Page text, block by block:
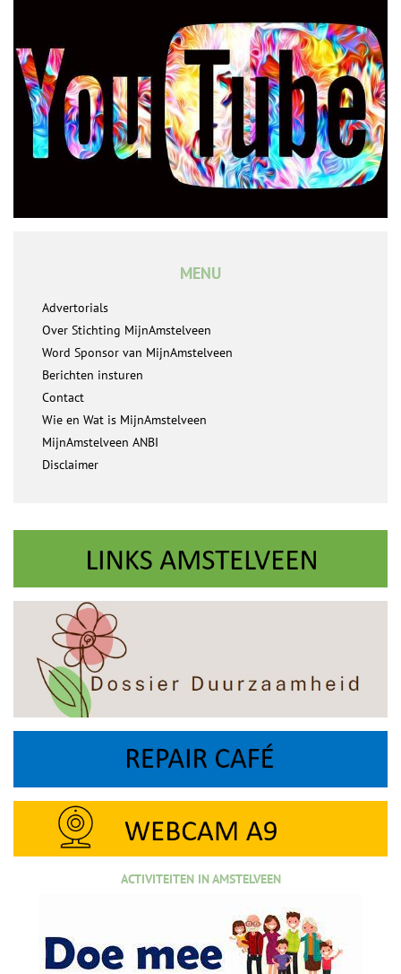
MENU
Advertorials
Over Stichting MijnAmstelveen
Word Sponsor van MijnAmstelveen
Berichten insturen
Contact
Wie en Wat is MijnAmstelveen
MijnAmstelveen ANBI
Disclaimer
ACTIVITEITEN IN AMSTELVEEN